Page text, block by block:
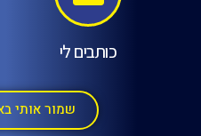
כותבים לי
שמור אותי